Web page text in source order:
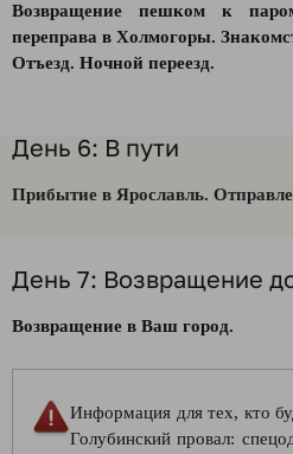
Возвращение пешком к
переправа в Холмогоры.
Отъезд. Ночной переезд.
День 6: В пути
Прибытие в Ярославль. О
День 7: Возвращение
Возвращение в Ваш город.
Информация для тех, кто
Голубинский провал: